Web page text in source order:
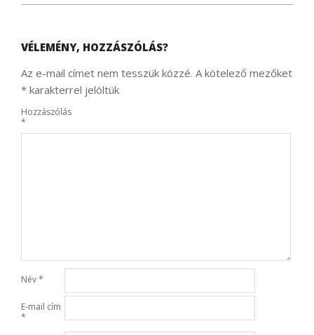
VÉLEMÉNY, HOZZÁSZÓLÁS?
Az e-mail címet nem tesszük közzé. A kötelező mezőket
* karakterrel jelöltük
Hozzászólás
*
Név*
E-mail cím
*